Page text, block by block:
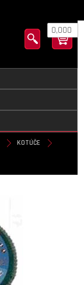
0,000
KOTÚČE